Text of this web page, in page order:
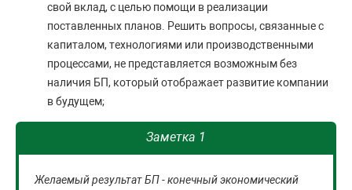
свой вклад, с целью помощи в реализации
поставленных планов. Решить вопросы, связанные с
капиталом, технологиями или производственными
процессами, не представляется возможным без
наличия БП, который отображает развитие компании
в будущем;
Заметка 1
Желаемый результат БП - конечный экономический